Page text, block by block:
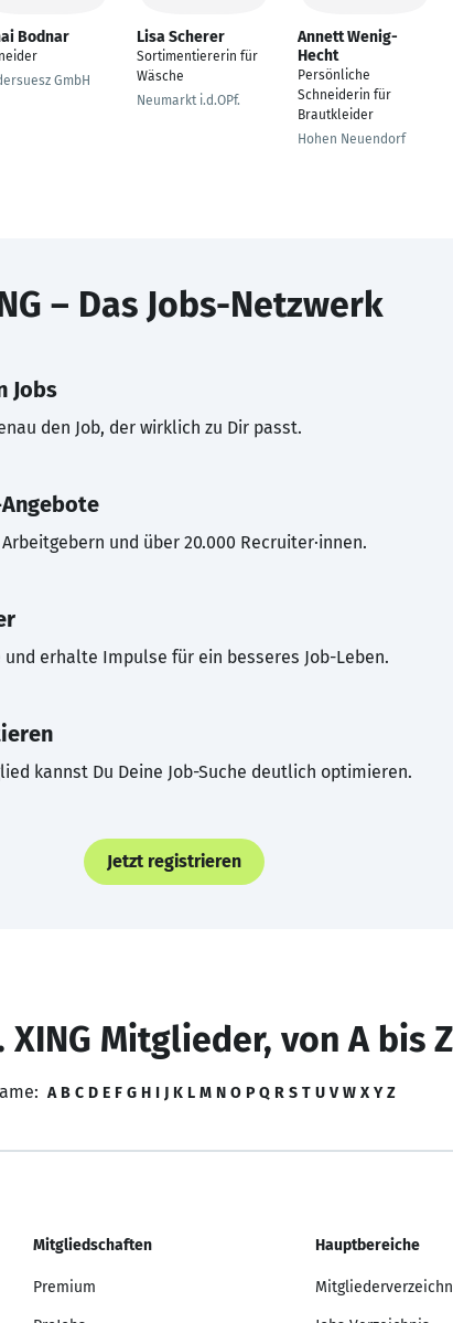
Bodnar
GmbH
Lisa Scherer
Sortimentiererin für
Wäsche
Neumarkt i.d.OPf.
Annett Wenig-
Hecht
Persönliche
Schneiderin für
Brautkleider
Hohen Neuendorf
– Das Jobs-Netzwerk
Jobs
den Job, der wirklich zu Dir passt.
und über 20.000 Recruiter·innen.
und erhalte Impulse für ein besseres Job-Leben.
kannst Du Deine Job-Suche deutlich optimieren.
Jetzt registrieren
XING Mitglieder, von A bis Z
A B C D E F G H I J K L M N O P Q R S T U V W X Y Z
Mitgliedschaften
Premium
Hauptbereiche